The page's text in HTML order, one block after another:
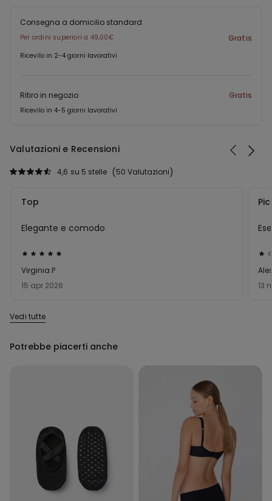
Consegna a domicilio standard
Per ordini superiori a 49,00€ Gratis
Ricevilo in 2-4 giorni lavorativi
Ritiro in negozio Gratis
Ricevilo in 4-5 giorni lavorativi
Valutazioni e Recensioni
50 Valutazioni
4,6 su 5 stelle
Valutato
5
su
15 apr 2026
Virginia P
Top
Elegante e comodo
1
su
13
Vedi tutte
Potrebbe piacerti anche